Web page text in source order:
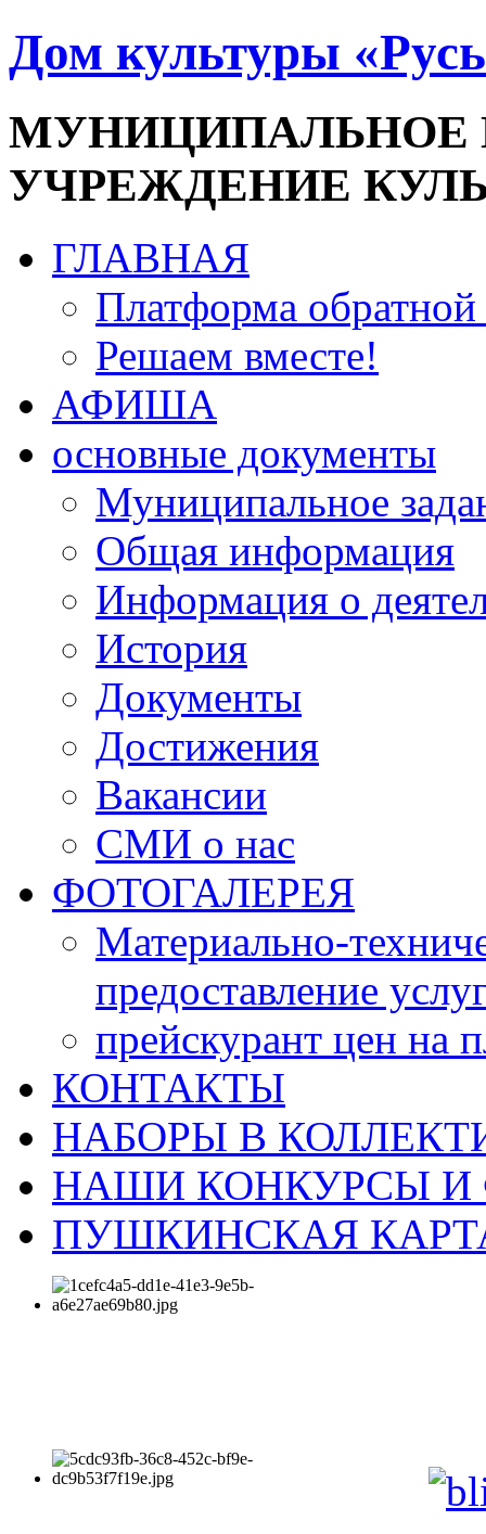
Дом культуры
УЧРЕЖДЕНИЕ
ГЛАВНАЯ
Платформа обратной
Решаем вместе!
АФИША
основные документы
Муниципальное
Общая информация
Информация о
История
Документы
Достижения
Вакансии
СМИ о нас
ФОТОГАЛЕРЕЯ
Материально-
предоставление
прейскурант цен на
КОНТАКТЫ
НАБОРЫ В
НАШИ КОНКУРСЫ И
ПУШКИНСКАЯ